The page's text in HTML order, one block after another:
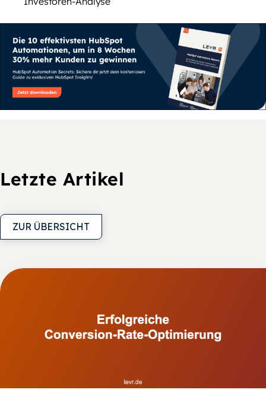
Letzte Artikel
ZUR ÜBERSICHT